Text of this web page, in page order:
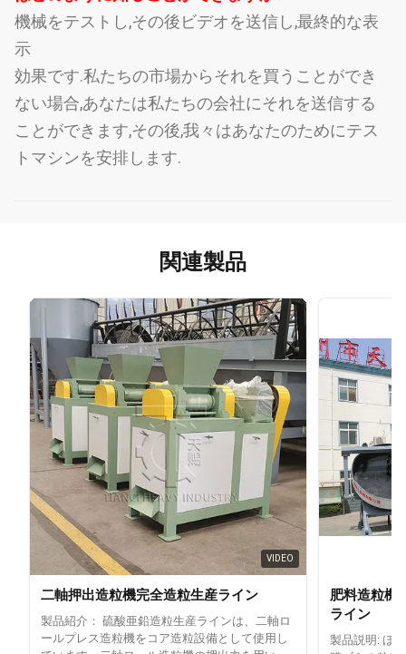
機械をテストし,その後ビデオを送信し,最終的な表
示
効果です.私たちの市場からそれを買うことができ
ない場合,あなたは私たちの会社にそれを送信する
ことができます,その後,我々はあなたのためにテス
トマシンを安排します.
関連製品
VIDEO
二軸押出造粒機完全造粒生産ライン
製品紹介： 硫酸亜鉛造粒生産ラインは、二軸ロ
ールプレス造粒機をコア造粒設備として使用し
肥料造粒機
ライン
製品説明: ほ